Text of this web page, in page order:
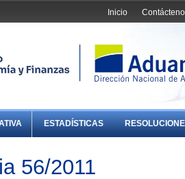
Inicio
ESTADÍSTICAS
56/2011